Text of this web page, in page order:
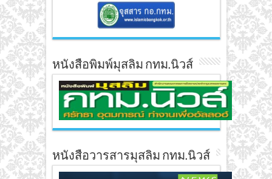
หนังสือพิมพ์มุสลิม กทม.นิวส์
หนังสือวารสารมุสลิม กทม.นิวส์